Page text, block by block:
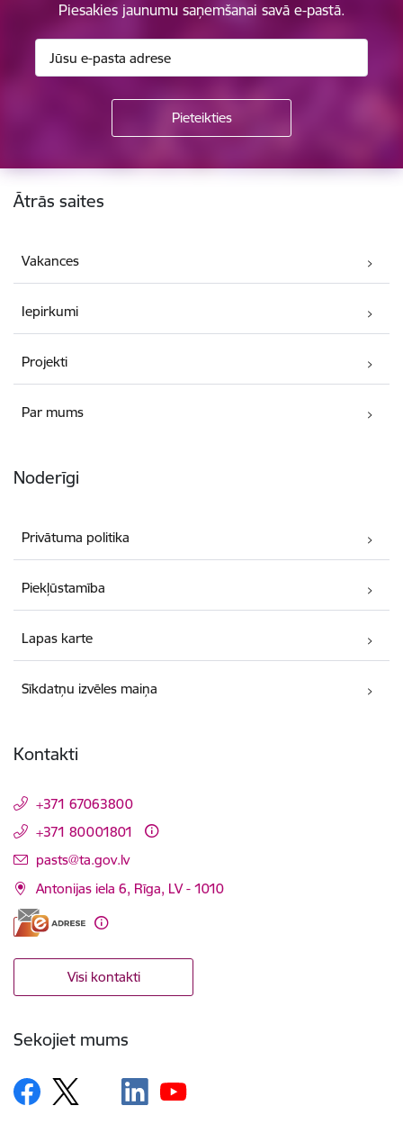
Piesakies jaunumu saņemšanai savā e-pastā.
Kājene
Ātrās saites
Vakances
Iepirkumi
Projekti
Par mums
Noderīgi
Privātuma politika
Piekļūstamība
Lapas karte
Sīkdatņu izvēles maiņa
Kontakti
+371 67063800
+371 80001801
E-pasts:
pasts@ta.gov.lv
Antonijas iela 6, Rīga, LV - 1010
Visi kontakti
Sekojiet mums